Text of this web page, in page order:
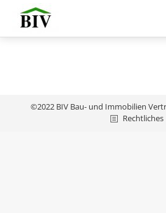
©2022 BIV Bau- und Immobilien
Rechtliches